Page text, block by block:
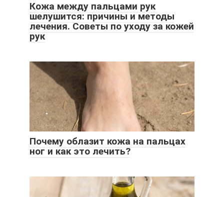
Кожа между пальцами рук
шелушится: причины и методы
лечения. Советы по уходу за кожей
рук
Почему облазит кожа на пальцах
ног и как это лечить?